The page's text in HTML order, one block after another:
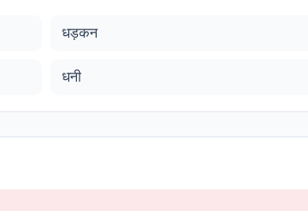
धड़कन
धनी